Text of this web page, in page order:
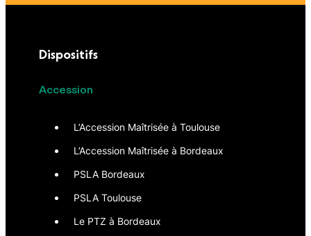
Dispositifs
Accession
L’Accession Maîtrisée à Toulouse
L’Accession Maîtrisée à Bordeaux
PSLA Bordeaux
PSLA Toulouse
Le PTZ à Bordeaux